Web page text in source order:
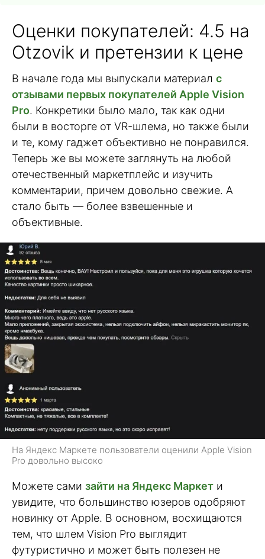
Оценки покупателей: 4.5 на
Otzovik и претензии к цене
В начале года мы выпускали материал с
отзывами первых покупателей Apple Vision
Pro. Конкретики было мало, так как одни
были в восторге от VR-шлема, но также были
и те, кому гаджет объективно не понравился.
Теперь же вы можете заглянуть на любой
отечественный маркетплейс и изучить
комментарии, причем довольно свежие. А
стало быть — более взвешенные и
объективные.
На Яндекс Маркете пользователи оценили Apple Vision
Pro довольно высоко
Можете сами зайти на Яндекс Маркет и
увидите, что большинство юзеров одобряют
новинку от Apple. В основном, восхищаются
тем, что шлем Vision Pro выглядит
футуристично и может быть полезен не